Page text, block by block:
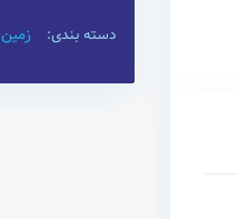
دسته بندی: زمین